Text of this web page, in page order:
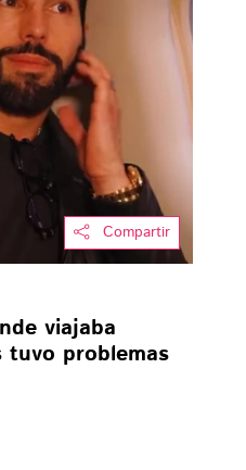
Compartir
viajaba
tuvo problemas